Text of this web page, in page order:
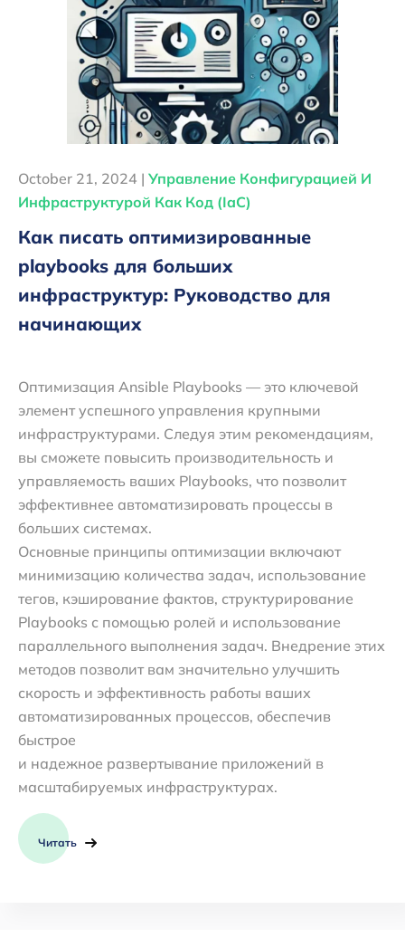
October 21, 2024 | Управление Конфигурацией И
Инфраструктурой Как Код (IaC)
Как писать оптимизированные
playbooks для больших
инфраструктур: Руководство для
начинающих
Оптимизация Ansible Playbooks — это ключевой
элемент успешного управления крупными
инфраструктурами. Следуя этим рекомендациям,
вы сможете повысить производительность и
управляемость ваших Playbooks, что позволит
эффективнее автоматизировать процессы в
больших системах.
Основные принципы оптимизации включают
минимизацию количества задач, использование
тегов, кэширование фактов, структурирование
Playbooks с помощью ролей и использование
параллельного выполнения задач. Внедрение этих
методов позволит вам значительно улучшить
скорость и эффективность работы ваших
автоматизированных процессов, обеспечив
быстрое
и надежное развертывание приложений в
масштабируемых инфраструктурах.
Читать